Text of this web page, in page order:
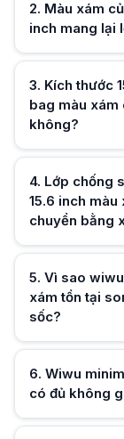
Wiwu minimalist
Wiwu minimalist
Chất liệu vải của
Wiwu minimalist
Wiwu minimalist
Lựa chọn wiwu
Wiwu minimalist
Hữu ích (0)
2. Màu xám
inch mang lại
3. Kích thước
bag màu
không?
4. Lớp chống
15.6 inch
chuyển bằng
5. Vì sao
xám tồn tại
sốc?
Hữu ích (0)
6. Wiwu
có đủ không